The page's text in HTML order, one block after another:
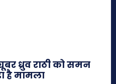
ध्रुव राठी को समन
है मामला